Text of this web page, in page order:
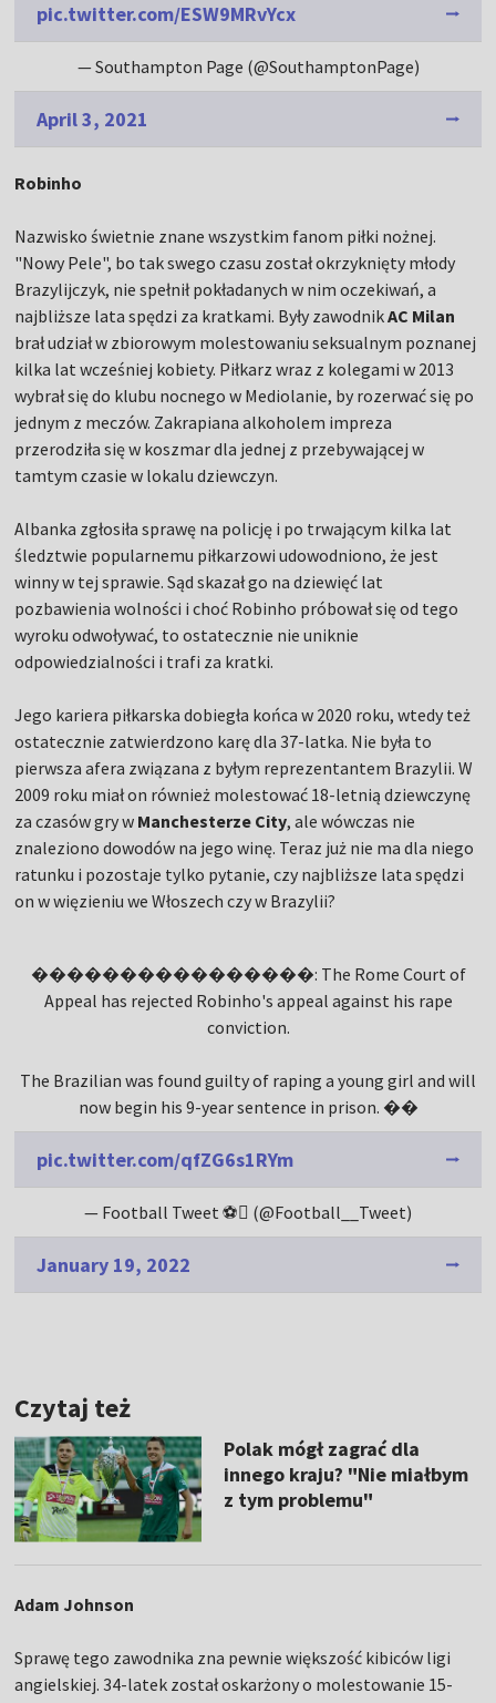
pic.twitter.com/ESW9MRvYcx
— Southampton Page (@SouthamptonPage)
April 3, 2021
Robinho
Nazwisko świetnie znane wszystkim fanom piłki nożnej.
"Nowy Pele", bo tak swego czasu został okrzyknięty młody
Brazylijczyk, nie spełnił pokładanych w nim oczekiwań, a
najbliższe lata spędzi za kratkami. Były zawodnikAC Milan
brał udział w zbiorowym molestowaniu seksualnym poznanej
kilka lat wcześniej kobiety. Piłkarz wraz z kolegami w 2013
wybrał się do klubu nocnego w Mediolanie, by rozerwać się po
jednym z meczów. Zakrapiana alkoholem impreza
przerodziła się w koszmar dla jednej z przebywającej w
tamtym czasie w lokalu dziewczyn.
Albanka zgłosiła sprawę na policję i po trwającym kilka lat
śledztwie popularnemu piłkarzowi udowodniono, że jest
winny w tej sprawie. Sąd skazał go na dziewięć lat
pozbawienia wolności i choć Robinho próbował się od tego
wyroku odwoływać, to ostatecznie nie uniknie
odpowiedzialności i trafi za kratki.
Jego kariera piłkarska dobiegła końca w 2020 roku, wtedy też
ostatecznie zatwierdzono karę dla 37-latka. Nie była to
pierwsza afera związana z byłym reprezentantem Brazylii. W
2009 roku miał on również molestować 18-letnią dziewczynę
za czasów gry w Manchesterze City, ale wówczas nie
znaleziono dowodów na jego winę. Teraz już nie ma dla niego
ratunku i pozostaje tylko pytanie, czy najbliższe lata spędzi
on w więzieniu we Włoszech czy w Brazylii?
����������������: The Rome Court of
Appeal has rejected Robinho's appeal against his rape
conviction.
The Brazilian was found guilty of raping a young girl and will
now begin his 9-year sentence in prison. ��
pic.twitter.com/qfZG6s1RYm
— Football Tweet ⚽ (@Football__Tweet)
January 19, 2022
Czytaj też
Polak mógł zagrać dla
innego kraju? "Nie miałbym
z tym problemu"
Adam Johnson
Sprawę tego zawodnika zna pewnie większość kibiców ligi
angielskiej. 34-latek został oskarżony o molestowanie 15-